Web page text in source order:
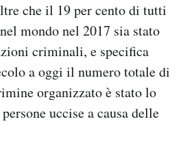
che il 19 per cento di tutti
mondo nel 2017 sia stato
criminali, e specifica
a oggi il numero totale di
organizzato è stato lo
uccise a causa delle